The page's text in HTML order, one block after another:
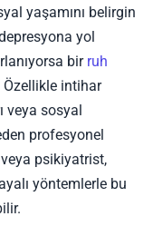
yaşamını belirgin
yol
bir ruh
Özellikle intihar
veya sosyal
profesyonel
veya psikiyatrist,
yöntemlerle bu